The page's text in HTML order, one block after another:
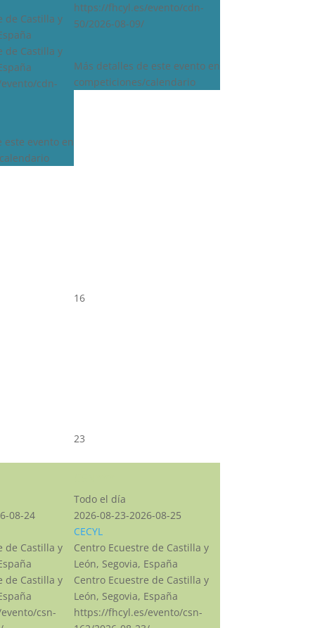
de Castilla y
de Castilla y
cdn-
este evento en
https://fhcyl.es/evento/cdn-
50/2026-08-09/
Más detalles de este evento en
competiciones/calendario
16
08-24
de Castilla y
de Castilla y
csn-
23
Todo el día
2026-08-23-2026-08-25
CECYL
Centro Ecuestre de Castilla y
León, Segovia, España
Centro Ecuestre de Castilla y
León, Segovia, España
https://fhcyl.es/evento/csn-